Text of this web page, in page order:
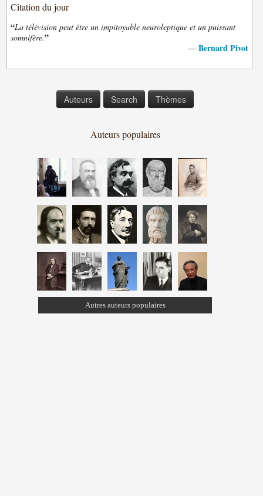
Citation du jour
“La télévision peut être un impitoyable neuroleptique et un puissant
somnifère.”
— Bernard Pivot
Auteurs Search Thèmes
Auteurs populaires
Autres auteurs populaires